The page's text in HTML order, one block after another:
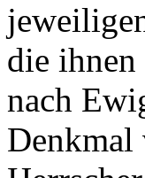
die
nach
Denkmal